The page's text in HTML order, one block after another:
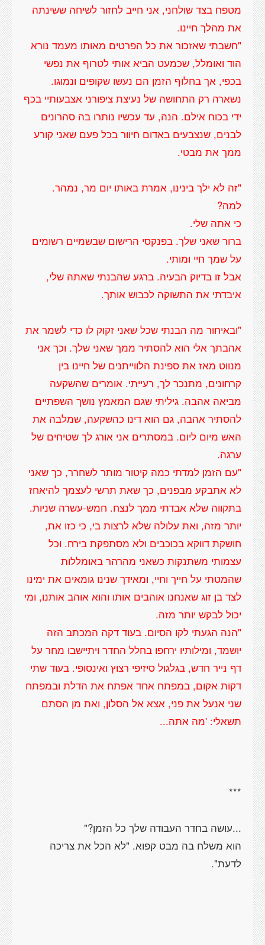
מטפח בצד שולחני, אני חייב לחזור לשיחה ששינתה
"חשבתי שאזכור את כל הפרטים מאותו מעמד נורא
הוד ואומלל, שכמעט הביא אותי לטרוף את נפשי
בכפי, אך בחלוף הזמן הם נעשו שקופים ונמוגו.
נשארה רק התחושה של נעיצת ציפורני אצבעותיי בכף
ידי בכוח אילם. הנה, עד עכשיו נותרו בה סהרונים
לבנים, שנצבעים באדום חיוור בכל פעם שאני קורע
ברור שאני שלך. בפנקסי הרישום שבשמיים רשומים
אבל זו בדיוק הבעיה. ברגע שהבנתי שאתה שלי,
"ובאיחור מה הבנתי שכל שאני זקוק לו כדי לשמר את
אהבתך אלי הוא להסתיר ממך שאני שלך. וכך אני
מנווט מאז את ספינת הלווייתנים של חיינו בין
קרחונים, מתנכר לך, רעייתי. אומרים שהשקעה
מביאה אהבה. גיליתי שגם המאמץ נושך השפתיים
להסתיר אהבה, גם הוא דינו כהשקעה, שמלבה את
האש מיום ליום. במסתרים אני אורג לך שטיחים של
"עם הזמן למדתי כמה קיטור מותר לשחרר, כך שאני
לא אתבקע מבפנים, כך שאת תרשי לעצמך להיאחז
בתקווה שלא אבדתי ממך לנצח. חמש-עשרה שניות.
יותר מזה, ואת עלולה שלא לרצות בי, כי כזו את,
חושקת דווקא בכוכבים ולא מסתפקת בירח. וכל
עצמותי משתנקות כשאני מהרהר באומללות
שהמטתי על חייך וחיי, ומאידך שנינו גומאים את ימינו
לצד בן זוג שאנחנו אוהבים אותו והוא אוהב אותנו, ומי
"הנה הגעתי לקו הסיום. בעוד דקה המכתב הזה
יושמד, ומילותיו ירחפו בחלל החדר ויתיישבו מחר על
דף נייר חדש, בגלגול סיזיפי רצוץ ואינסופי. בעוד שתי
דקות אקום, במפתח אחד אפתח את הדלת ובמפתח
שני אנעל את פני, אצא אל הסלון, ואת מן הסתם
הוא משלח בה מבט קפוא. "לא הכל את צריכה